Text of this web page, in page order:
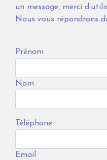
un message, merci
Nous vous répondrons
Prénom
Nom
Téléphone
Email